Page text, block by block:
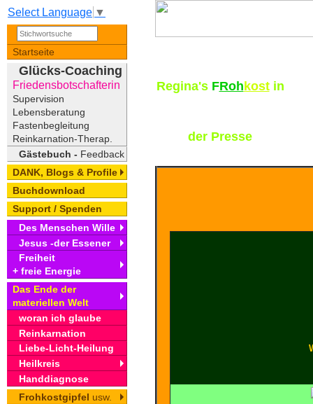
Select Language ▼
Startseite
Glücks-Coaching
Friedensbotschafterin
Supervision
Lebensberatung
Fastenbegleitung
Reinkarnation-Therap.
Gästebuch - Feedback
DANK, Blogs & Profile
Buchdownload
Support / Spenden
Des Menschen Wille
Jesus -der Essener
Freiheit
+ freie Energie
Das Ende der
materiellen Welt
woran ich glaube
Reinkarnation
Liebe-Licht-Heilung
Heilkreis
Handdiagnose
Frohkostgipfel usw.
Regina's FRoh kost in
der Presse